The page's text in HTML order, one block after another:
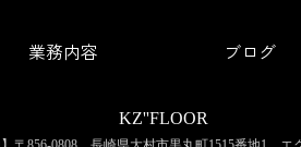
業務内容 ブログ
KZ''FLOOR